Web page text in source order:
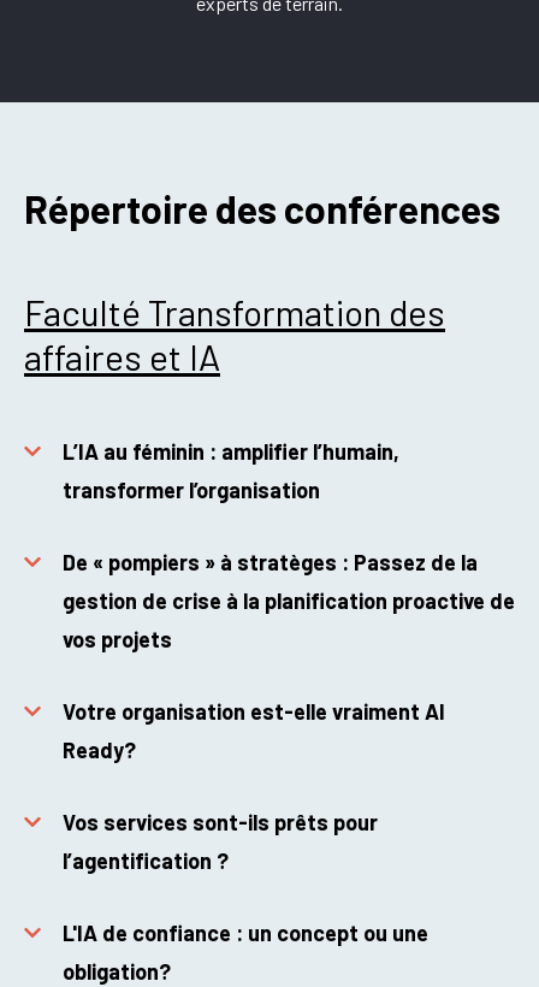
Répertoire des conférences
Faculté Transformation des
affaires et IA
L’IA au féminin : amplifier l’humain,
transformer l’organisation
De « pompiers » à stratèges : Passez de la
gestion de crise à la planification proactive de
vos projets
Votre organisation est-elle vraiment AI
Ready?
Vos services sont-ils prêts pour
l’agentification ?
L'IA de confiance : un concept ou une
obligation?